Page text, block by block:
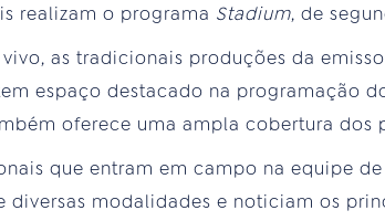
realizam o programa Stadium, de
as tradicionais produções da
espaço destacado na programação
oferece uma ampla cobertura
que entram em campo na equipe
diversas modalidades e noticiam os